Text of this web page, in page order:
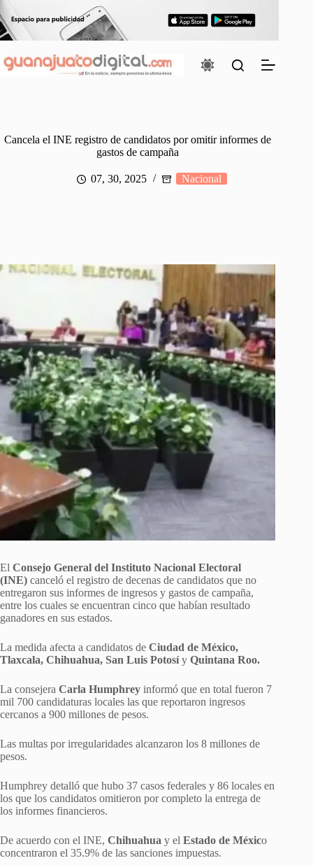
al
contenido
Cancela el INE registro de candidatos por omitir informes de
gastos de campaña
07, 30, 2025 Nacional
El Consejo General del Instituto Nacional Electoral
(INE) canceló el registro de decenas de candidatos que no
entregaron sus informes de ingresos y gastos de campaña,
entre los cuales se encuentran cinco que habían resultado
ganadores en sus estados.
La medida afecta a candidatos de Ciudad de México,
Tlaxcala, Chihuahua, San Luis Potosíy Quintana Roo.
La consejera Carla Humphrey informó que en total fueron 7
mil 700 candidaturas locales las que reportaron ingresos
cercanos a 900 millones de pesos.
Las multas por irregularidades alcanzaron los 8 millones de
pesos.
Humphrey detalló que hubo 37 casos federales y 86 locales en
los que los candidatos omitieron por completo la entrega de
los informes financieros.
De acuerdo con el INE, Chihuahua y el Estado de México
concentraron el 35.9% de las sanciones impuestas.